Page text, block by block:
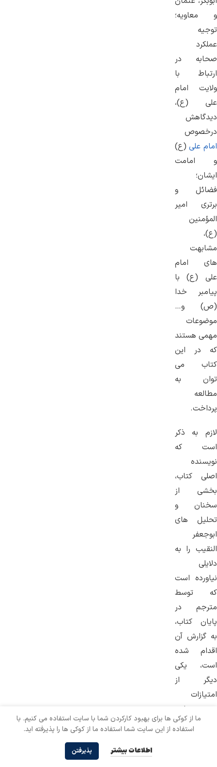
و معاویه؛
توجیه
عملکرد
صحابه در
ارتباط با
ولایت امام
علی (ع)،
دیدگاهش
درخصوص
امام علی(ع)
و امامت
ایشان؛
فضائل و
برتری امیر
المؤمنین
(ع)،
مشابهت
های امام
علی (ع) با
پیامبر خدا
(ص) و…
موضوعات
مهمی هستند
که در این
کتاب می
توان به
مطالعه
پرداخت.
لازم به ذکر
است که
نویسنده
اصلی کتاب،
بخشی از
سخنان و
تحلیل های
ابوجعفر
النقیب را به
دلایلی
نیاورده است
که توسط
مترجم در
پایان کتاب،
به گزارش آن
اقدام شده
است، یکی
دیگر از
امتیازات
برجسته این
ترجمه،ما از کوکی ها برای بهبود کارکردن شما با سایت استفاده می کنیم. با
استفاده از این سایت شما استفاده ما از کوکی ها را پذیرفته اید.
اطلاعات بیشتر پذیرفتن